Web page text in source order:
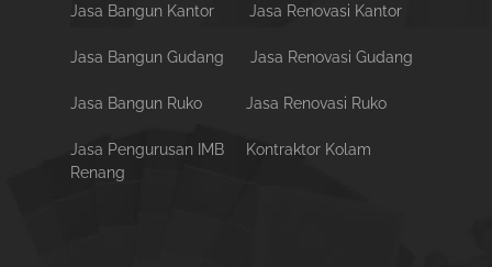
Jasa Bangun Kantor Jasa Renovasi Kantor
Jasa Bangun Gudang Jasa Renovasi Gudang
Jasa Bangun Ruko Jasa Renovasi Ruko
Jasa Pengurusan IMB
Kontraktor Kolam
Renang